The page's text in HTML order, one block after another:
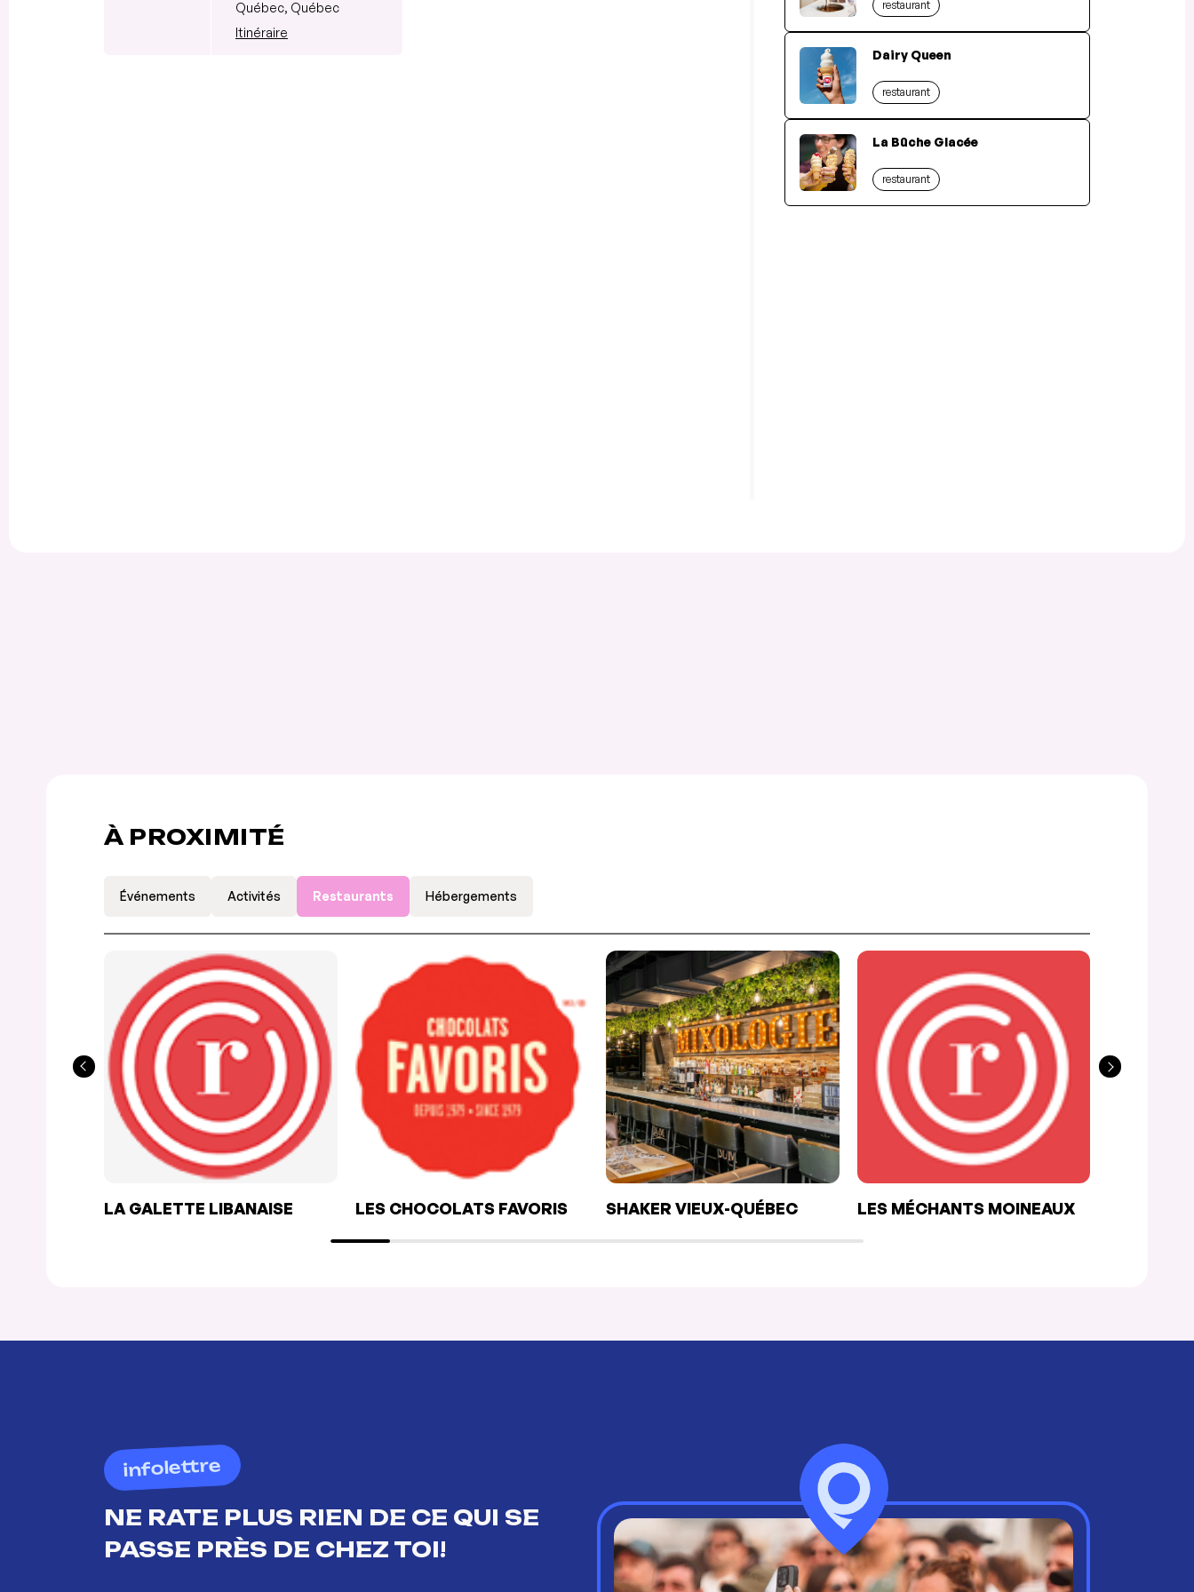
Québec, Québec
Itinéraire
restaurant
Dairy Queen
restaurant
La Bûche Glacée
restaurant
À PROXIMITÉ
Événements Activités Restaurants Hébergements
LA GALETTE LIBANAISE LES CHOCOLATS FAVORIS SHAKER VIEUX-QUÉBEC LES MÉCHANTS MOINEAUX
infolettre
NE RATE PLUS RIEN DE CE QUI SE
PASSE PRÈS DE CHEZ TOI!